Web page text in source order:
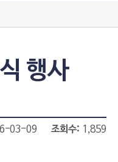
행사
03-09 조회수 1,859